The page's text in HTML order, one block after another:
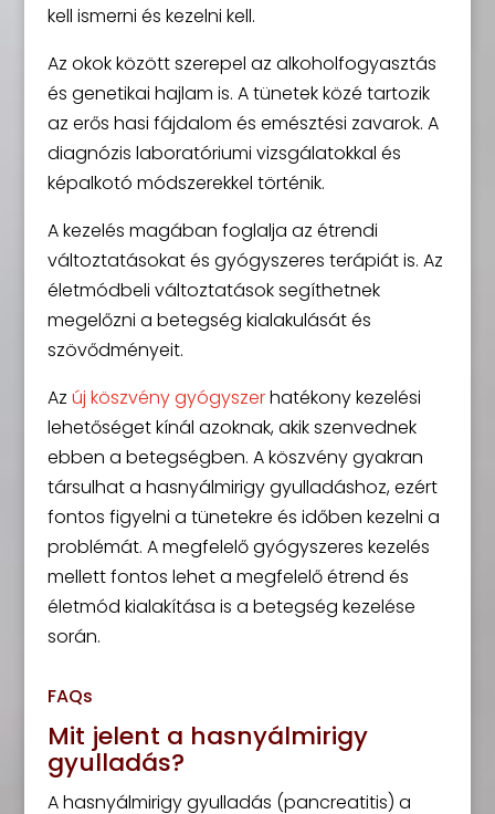
kell ismerni és kezelni kell.
Az okok között szerepel az alkoholfogyasztás
és genetikai hajlam is. A tünetek közé tartozik
az erős hasi fájdalom és emésztési zavarok. A
diagnózis laboratóriumi vizsgálatokkal és
képalkotó módszerekkel történik.
A kezelés magában foglalja az étrendi
változtatásokat és gyógyszeres terápiát is. Az
életmódbeli változtatások segíthetnek
megelőzni a betegség kialakulását és
szövődményeit.
Az új köszvény gyógyszerhatékony kezelési
lehetőséget kínál azoknak, akik szenvednek
ebben a betegségben. A köszvény gyakran
társulhat a hasnyálmirigy gyulladáshoz, ezért
fontos figyelni a tünetekre és időben kezelni a
problémát. A megfelelő gyógyszeres kezelés
mellett fontos lehet a megfelelő étrend és
életmód kialakítása is a betegség kezelése
során.
FAQs
Mit jelent a hasnyálmirigy
gyulladás?
A hasnyálmirigy gyulladás (pancreatitis) a